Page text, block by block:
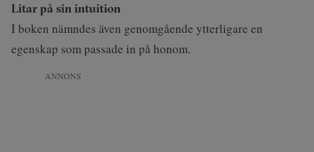
Litar på sin intuition
I boken nämndes även genomgående ytterligare en
egenskap som passade in på honom.
ANNONS